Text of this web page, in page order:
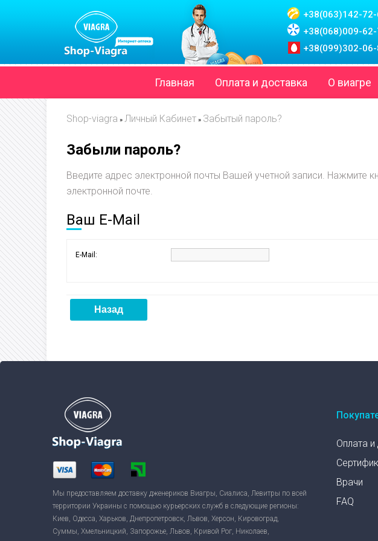
+38(063)142-
+38(068)009-
+38(099)302-
Главная Оплата и доставка О виагре
Shop-viagra »Личный Кабинет » Забытый пароль?
Забыли пароль?
Введите адрес электронной почты Вашей учетной записи. Нажмите
электронной почте.
Ваш E-Mail
E-Mail:
Назад
Мы предоставляем доставку дженериков Виагры, Сиалиса, Левитры по всей
территории Украины с помощью курьерских служб в следующие регионы:
Киев, Одесса, Харьков, Днепропетровск, Львов, Херсон, Кировоград,
Суммы, Хмельницкий, Запорожье, Львов, Кривой Рог, Николаев,
Оплата
Врачи
FAQ